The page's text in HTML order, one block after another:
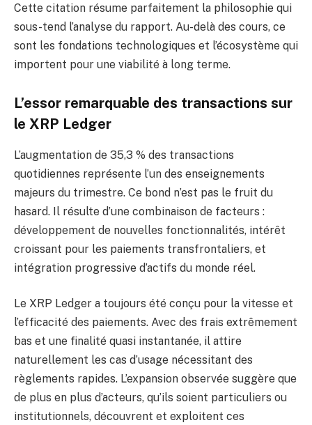
Cette citation résume parfaitement la philosophie qui
sous-tend l’analyse du rapport. Au-delà des cours, ce
sont les fondations technologiques et l’écosystème qui
importent pour une viabilité à long terme.
L’essor remarquable des transactions sur
le XRP Ledger
L’augmentation de 35,3 % des transactions
quotidiennes représente l’un des enseignements
majeurs du trimestre. Ce bond n’est pas le fruit du
hasard. Il résulte d’une combinaison de facteurs :
développement de nouvelles fonctionnalités, intérêt
croissant pour les paiements transfrontaliers, et
intégration progressive d’actifs du monde réel.
Le XRP Ledger a toujours été conçu pour la vitesse et
l’efficacité des paiements. Avec des frais extrêmement
bas et une finalité quasi instantanée, il attire
naturellement les cas d’usage nécessitant des
règlements rapides. L’expansion observée suggère que
de plus en plus d’acteurs, qu’ils soient particuliers ou
institutionnels, découvrent et exploitent ces